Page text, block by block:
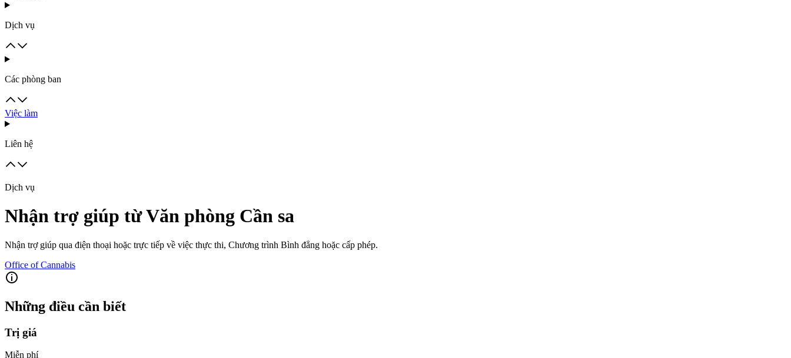
Dịch vụ
Các phòng ban
Việc làm
Liên hệ
Dịch vụ
Nhận trợ giúp từ Văn phòng Cần sa
Nhận trợ giúp qua điện thoại hoặc trực tiếp về việc thực thi, Chương trình Bình đẳng hoặc cấp phép.
Office of Cannabis
Những điều cần biết
Trị giá
Miễn phí